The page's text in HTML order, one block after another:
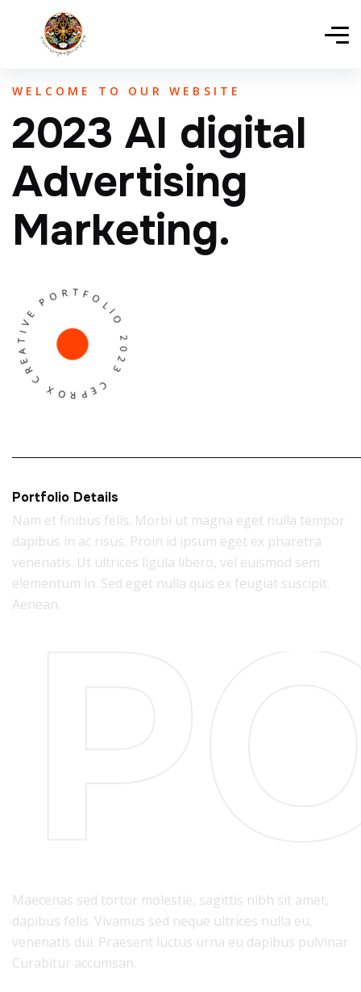
WELCOME TO OUR WEBSITE
2023 AI digital
Advertising
Marketing.
PORTFOLIO 2023
Portfolio Details
Nam et finibus felis. Morbi ut magna eget nulla tempor
dapibus in ac risus. Proin id ipsum eget ex pharetra
venenatis. Ut ultrices ligula libero, vel euismod sem
elementum in. Sed eget nulla quis ex feugiat suscipit.
Aenean.
Maecenas sed tortor molestie, sagittis nibh sit amet,
dapibus felis. Vivamus sed neque ultrices nulla eu,
venenatis dui. Praesent luctus urna eu dapibus pulvinar
Curabitur accumsan.